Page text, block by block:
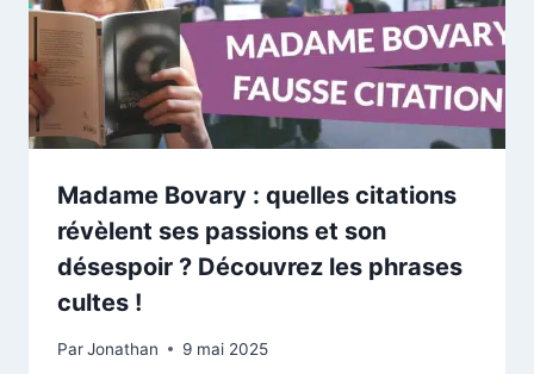
Madame Bovary : quelles citations
révèlent ses passions et son
désespoir ? Découvrez les phrases
cultes !
ParJonathan 9 mai 2025